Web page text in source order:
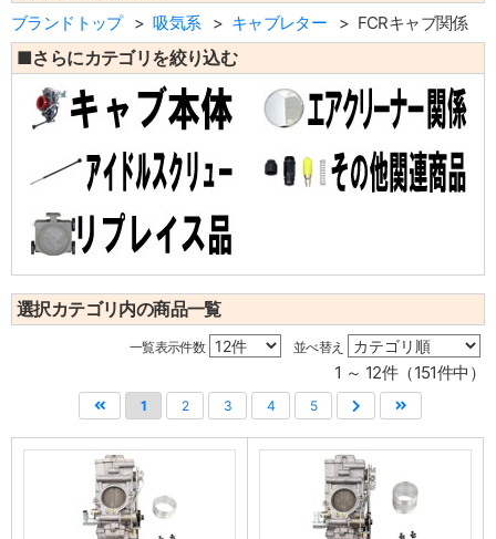
ブランドトップ 吸気系 キャブレター FCRキャブ関係
■さらにカテゴリを絞り込む
選択カテゴリ内の商品一覧
一覧表示件数 並べ替え
1 ～ 12件（151件中）
1 2 3 4 5